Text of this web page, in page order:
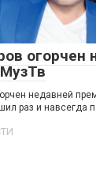
огорчен
недавней
раз и навсегда